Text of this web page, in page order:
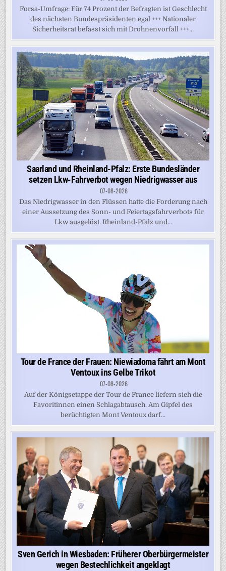
Forsa-Umfrage: Für 74 Prozent der Befragten ist Geschlecht
des nächsten Bundespräsidenten egal +++ Nationaler
Sicherheitsrat befasst sich mit Drohnenvorfall +++...
Saarland und Rheinland-Pfalz: Erste Bundesländer
setzen Lkw-Fahrverbot wegen Niedrigwasser aus
07-08-2026
Das Niedrigwasser in den Flüssen hatte die Forderung nach
einer Aussetzung des Sonn- und Feiertagsfahrverbots für
Lkw ausgelöst. Rheinland-Pfalz und...
Tour de France der Frauen: Niewiadoma fährt am Mont
Ventoux ins Gelbe Trikot
07-08-2026
Auf der Königsetappe der Tour de France liefern sich die
Favoritinnen einen Schlagabtausch. Am Gipfel des
berüchtigten Mont Ventoux darf...
Sven Gerich in Wiesbaden: Früherer Oberbürgermeister
wegen Bestechlichkeit angeklagt